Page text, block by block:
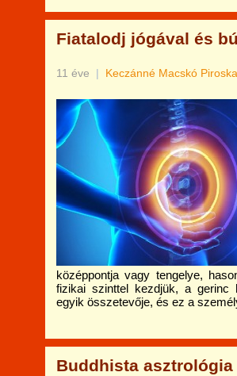
Fiatalodj jógával és
11 éve | Keczánné Macskó Piroska
középpontja vagy tengelye,
fizikai szinttel kezdjük, a gerinc
egyik összetevője, és ez a
Buddhista asztrológia